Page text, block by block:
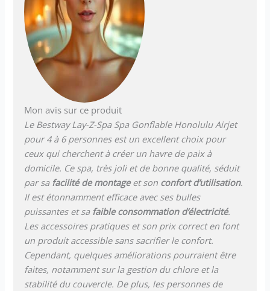
Mon avis sur ce produit
Le Bestway Lay-Z-Spa Spa Gonflable Honolulu Airjet
pour 4 à 6 personnes est un excellent choix pour
ceux qui cherchent à créer un havre de paix à
domicile. Ce spa, très joli et de bonne qualité, séduit
par sa facilité de montageet son confort d’utilisation.
Il est étonnamment efficace avec ses bulles
puissantes et sa faible consommation d’électricité.
Les accessoires pratiques et son prix correct en font
un produit accessible sans sacrifier le confort.
Cependant, quelques améliorations pourraient être
faites, notamment sur la gestion du chlore et la
stabilité du couvercle. De plus, les personnes de